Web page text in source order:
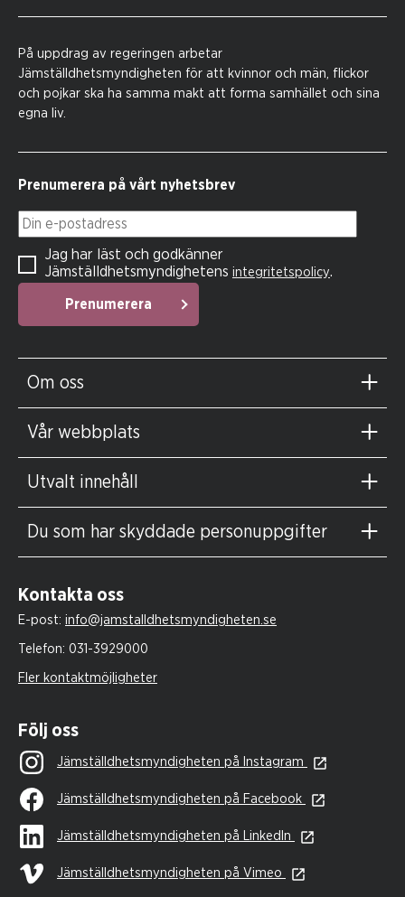
På uppdrag av regeringen arbetar
Jämställdhetsmyndigheten för att kvinnor och män, flickor
och pojkar ska ha samma makt att forma samhället och sina
egna liv.
Prenumerera på vårt nyhetsbrev
Din e-postadress
Prenumerera
Jag har läst och godkänner
Jämställdhetsmyndighetens integritetspolicy.
Om oss
Vår webbplats
Utvalt innehåll
Du som har skyddade personuppgifter
Kontakta oss
E-post: info@jamstalldhetsmyndigheten.se
Telefon: 031-3929000
Fler kontaktmöjligheter
Följ oss
Jämställdhetsmyndigheten på Instagram
Jämställdhetsmyndigheten på Facebook
Jämställdhetsmyndigheten på LinkedIn
Jämställdhetsmyndigheten på Vimeo